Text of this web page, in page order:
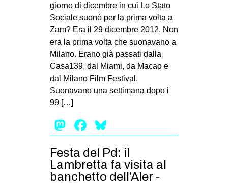
SPAZI
SPORT POPOLARE
MOVIMENTI
AMBIENTE
ANTIFASCISMO
MIGRAZIONI
PRECARIATO
REPRESSIONE
giorno di dicembre in cui Lo Stato
Sociale suonò per la prima volta a
Zam? Era il 29 dicembre 2012. Non
era la prima volta che suonavano a
Milano. Erano già passati dalla
Casa139, dal Miami, da Macao e
dal Milano Film Festival.
Suonavano una settimana dopo i
99 […]
Mastodon
Facebook
Festa del Pd: il
Lambretta fa visita al
banchetto dell’Aler -